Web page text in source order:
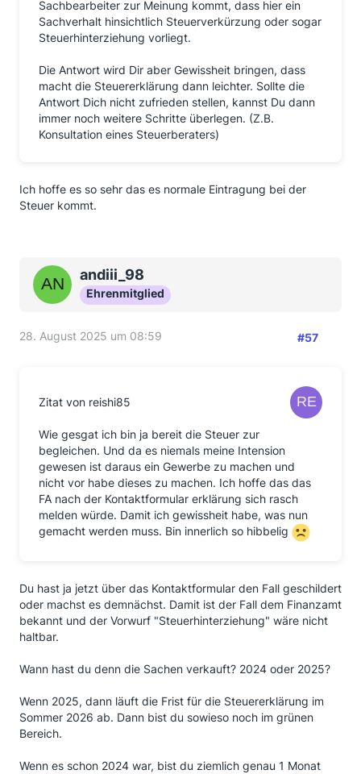
Sachbearbeiter zur Meinung kommt, dass hier ein
Sachverhalt hinsichtlich Steuerverkürzung oder sogar
Steuerhinterziehung vorliegt.
Die Antwort wird Dir aber Gewissheit bringen, dass
macht die Steuererklärung dann leichter. Sollte die
Antwort Dich nicht zufrieden stellen, kannst Du dann
immer noch weitere Schritte überlegen. (Z.B.
Konsultation eines Steuerberaters)
Ich hoffe es so sehr das es normale Eintragung bei der
Steuer kommt.
andiii_98
Ehrenmitglied
28. August 2025 um 08:59 #57
Zitat von reishi85
Wie gesgat ich bin ja bereit die Steuer zur
begleichen. Und da es niemals meine Intension
gewesen ist daraus ein Gewerbe zu machen und
nicht vor habe dieses zu machen. Ich hoffe das das
FA nach der Kontaktformular erklärung sich rasch
melden würde. Damit ich gewissheit habe, was nun
gemacht werden muss. Bin innerlich so hibbelig
Du hast ja jetzt über das Kontaktformular den Fall geschildert
oder machst es demnächst. Damit ist der Fall dem Finanzamt
bekannt und der Vorwurf "Steuerhinterziehung" wäre nicht
haltbar.
Wann hast du denn die Sachen verkauft? 2024 oder 2025?
Wenn 2025, dann läuft die Frist für die Steuererklärung im
Sommer 2026 ab. Dann bist du sowieso noch im grünen
Bereich.
Wenn es schon 2024 war, bist du ziemlich genau 1 Monat